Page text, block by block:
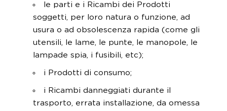
le parti e i Ricambi dei Prodotti
soggetti, per loro natura o funzione, ad
usura o ad obsolescenza rapida (come gli
utensili, le lame, le punte, le manopole, le
lampade spia, i fusibili, etc);
i Prodotti di consumo;
i Ricambi danneggiati durante il
trasporto, errata installazione, da omessa